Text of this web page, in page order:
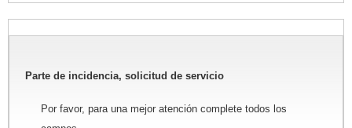
Parte de incidencia, solicitud de servicio
Por favor, para una mejor atención complete todos los